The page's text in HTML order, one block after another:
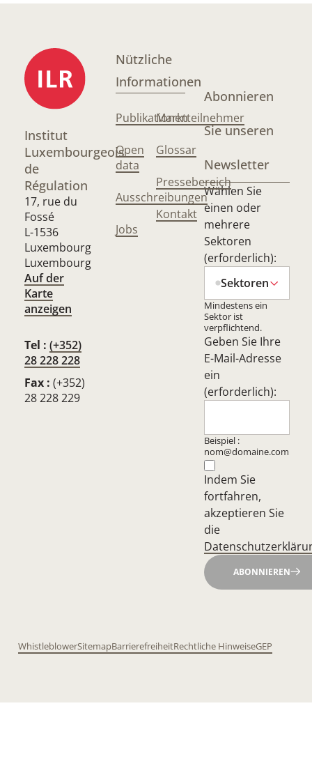
Institut
Luxembourgeois
de
Régulation
17, rue du
Fossé
L-1536
Luxembourg
Luxembourg
Auf der
Karte
anzeigen
Tel : (+352)
28 228 228
Fax : (+352)
28 228 229
Nützliche
Informationen
Publikationen
Open
data
Ausschreibungen
Jobs
Marktteilnehmer
Glossar
Pressebereich
Kontakt
Abonnieren
Sie unseren
Newsletter
Wählen Sie
einen oder
mehrere
Sektoren
(erforderlich):
Sektoren
Mindestens ein
Sektor ist
verpflichtend.
Geben Sie Ihre
E-Mail-Adresse
ein
(erforderlich):
Beispiel :
nom@domaine.com
Indem Sie
fortfahren,
akzeptieren Sie
die
ABONNIEREN
WhistleblowerSitemapBarrierefreiheitRechtliche HinweiseGEP